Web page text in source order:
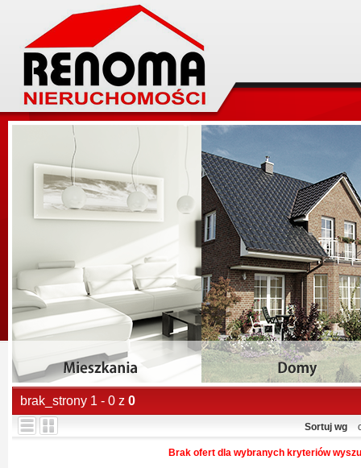
brak_strony 1 - 0 z 0
Sortuj wg
Brak ofert dla wybranych kryteriów